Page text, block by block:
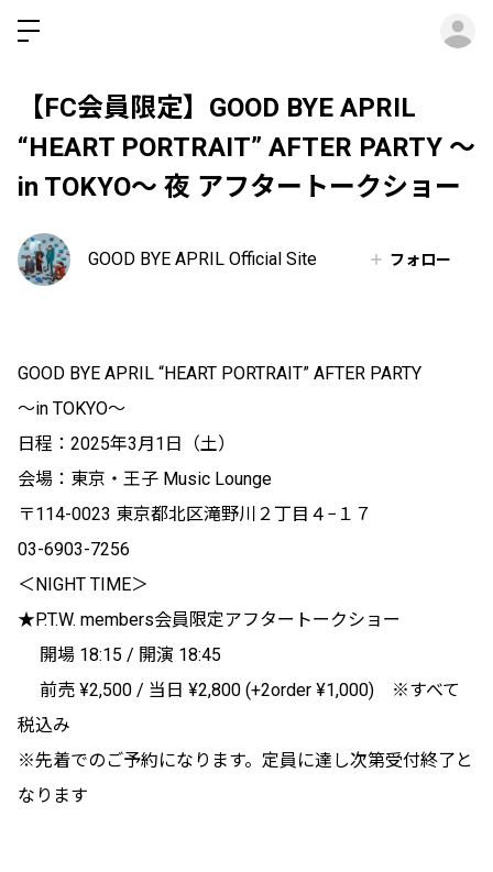
【FC会員限定】GOOD BYE APRIL
“HEART PORTRAIT” AFTER PARTY ～
in TOKYO～ 夜 アフタートークショー
GOOD BYE APRIL Official Site フォロー
GOOD BYE APRIL “HEART PORTRAIT” AFTER PARTY
～in TOKYO～
日程：2025年3月1日（土）
会場：東京・王子 Music Lounge
〒114-0023 東京都北区滝野川２丁目４−１７
03-6903-7256
＜NIGHT TIME＞
★P.T.W. members会員限定アフタートークショー
開場 18:15 / 開演 18:45
前売 ¥2,500 / 当日 ¥2,800 (+2order ¥1,000) ※すべて
税込み
※先着でのご予約になります。定員に達し次第受付終了と
なります